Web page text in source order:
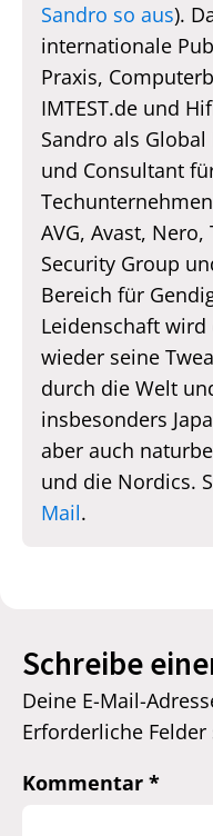
Sandro so aus).
internationale
Praxis,
IMTEST.de und
Sandro als
und Consultant
AVG, Avast,
Security Group
Bereich für
Leidenschaft
wieder seine
durch die Welt
insbesonders
aber auch
und die Nordics.
Mail.
Schreibe
Deine E-Mail-
Erforderliche
Kommentar *